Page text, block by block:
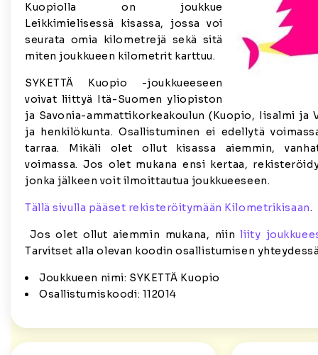
Kuopiolla on joukkue
Leikkimielisessä kisassa, jossa voi
seurata omia kilometrejä sekä sitä
miten joukkueen kilometrit karttuu.
SYKETTÄ Kuopio -joukkueeseen
voivat liittyä Itä-Suomen yliopiston
ja Savonia-ammattikorkeakoulun (Kuopio, Iisalmi ja
ja henkilökunta. Osallistuminen ei edellytä
tarraa. Mikäli olet ollut kisassa aiemmin,
voimassa. Jos olet mukana ensi kertaa,
jonka jälkeen voit ilmoittautua joukkueeseen.
Tällä sivulla pääset rekisteröitymään Kilometrikisaan.
Jos olet ollut aiemmin mukana, niinliity
Tarvitset alla olevan koodin osallistumisen
Joukkueen nimi: SYKETTÄ Kuopio
Osallistumiskoodi: 112014